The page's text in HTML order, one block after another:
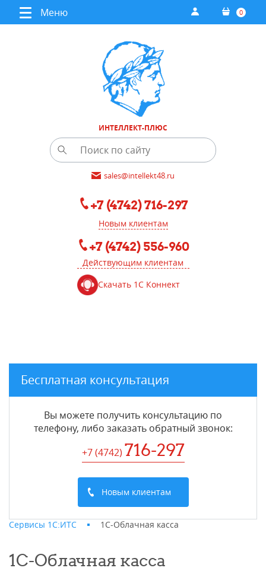
Меню 0
ИНТЕЛЛЕКТ-ПЛЮС
sales@intellekt48.ru
+7 (4742) 716-297
Новым клиентам
+7 (4742) 556-960
Действующим клиентам
Скачать 1С Коннект
Бесплатная консультация
Вы можете получить консультацию по
телефону, либо заказать обратный звонок:
+7 (4742) 716-297
Новым клиентам
Сервисы 1С:ИТС 1С-Облачная касса
1С-Облачная касса